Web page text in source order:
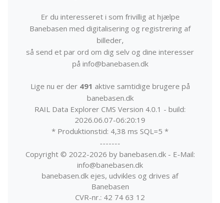
Er du interesseret i som frivillig at hjælpe
Banebasen med digitalisering og registrering af
billeder,
så send et par ord om dig selv og dine interesser
på info@banebasen.dk
Lige nu er der 491 aktive samtidige brugere på
banebasen.dk
RAIL Data Explorer CMS Version 4.0.1 - build:
2026.06.07-06:20:19
* Produktionstid: 4,38 ms SQL=5 *
-------
Copyright © 2022-2026 by banebasen.dk - E-Mail:
info@banebasen.dk
banebasen.dk ejes, udvikles og drives af
Banebasen
CVR-nr.: 42 74 63 12